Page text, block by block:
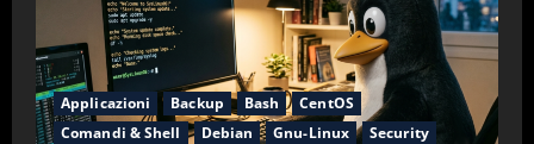
Applicazioni Backup Bash
CentOS
Comandi & Shell
Debian Gnu-Linux
Security